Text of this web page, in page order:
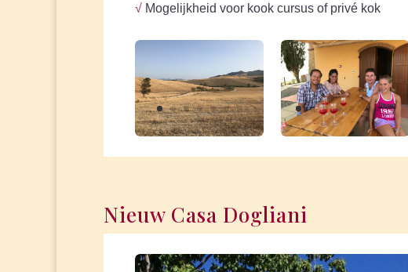
√ Mogelijkheid voor kook cursus of privé kok
Nieuw Casa Dogliani